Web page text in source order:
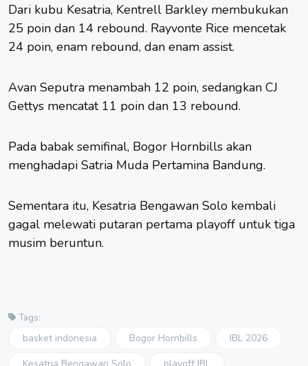
Dari kubu Kesatria, Kentrell Barkley membukukan
25 poin dan 14 rebound. Rayvonte Rice mencetak
24 poin, enam rebound, dan enam assist.
Avan Seputra menambah 12 poin, sedangkan CJ
Gettys mencatat 11 poin dan 13 rebound.
Pada babak semifinal, Bogor Hornbills akan
menghadapi Satria Muda Pertamina Bandung.
Sementara itu, Kesatria Bengawan Solo kembali
gagal melewati putaran pertama playoff untuk tiga
musim beruntun.
Tags:
basket indonesia Bogor Hornbills
IBL 2026
Kesatria Bengawan Solo
playoff IBL